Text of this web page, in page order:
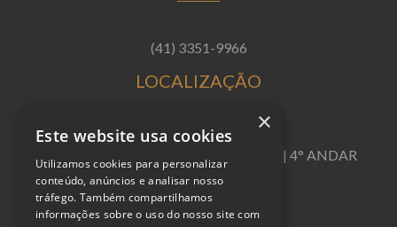
(41) 3351-9966
LOCALIZAÇÃO
R. VISCONDE DO RIO BRANCO, 1488 | 4° ANDAR
CENTRO | CURITIBA/PR
×
Este website usa cookies
Utilizamos cookies para personalizar
conteúdo, anúncios e analisar nosso
tráfego. Também compartilhamos
informações sobre o uso do nosso site com